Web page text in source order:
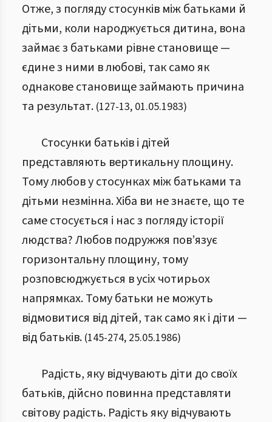
Отже, з погляду стосунків між батьками й
дітьми, коли народжується дитина, вона
займає з батьками рівне становище —
єдине з ними в любові, так само як
однакове становище займають причина
та результат. (127-13, 01.05.1983)
Стосунки батьків і дітей
представляють вертикальну площину.
Тому любов у стосунках між батьками та
дітьми незмінна. Хіба ви не знаєте, що те
саме стосується і нас з погляду історії
людства? Любов подружжя пов’язує
горизонтальну площину, тому
розповсюджується в усіх чотирьох
напрямках. Тому батьки не можуть
відмовитися від дітей, так само як і діти —
від батьків. (145-274, 25.05.1986)
Радість, яку відчувають діти до своїх
батьків, дійсно повинна представляти
світову радість. Радість яку відчувають